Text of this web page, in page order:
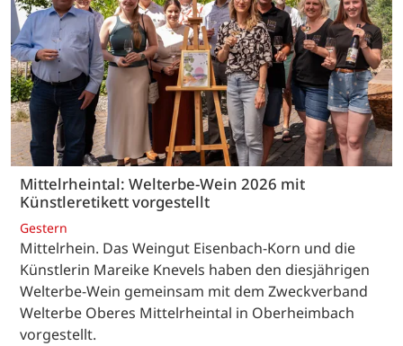
Mittelrheintal: Welterbe-Wein 2026 mit
Künstleretikett vorgestellt
Gestern
Mittelrhein. Das Weingut Eisenbach-Korn und die
Künstlerin Mareike Knevels haben den diesjährigen
Welterbe-Wein gemeinsam mit dem Zweckverband
Welterbe Oberes Mittelrheintal in Oberheimbach
vorgestellt.